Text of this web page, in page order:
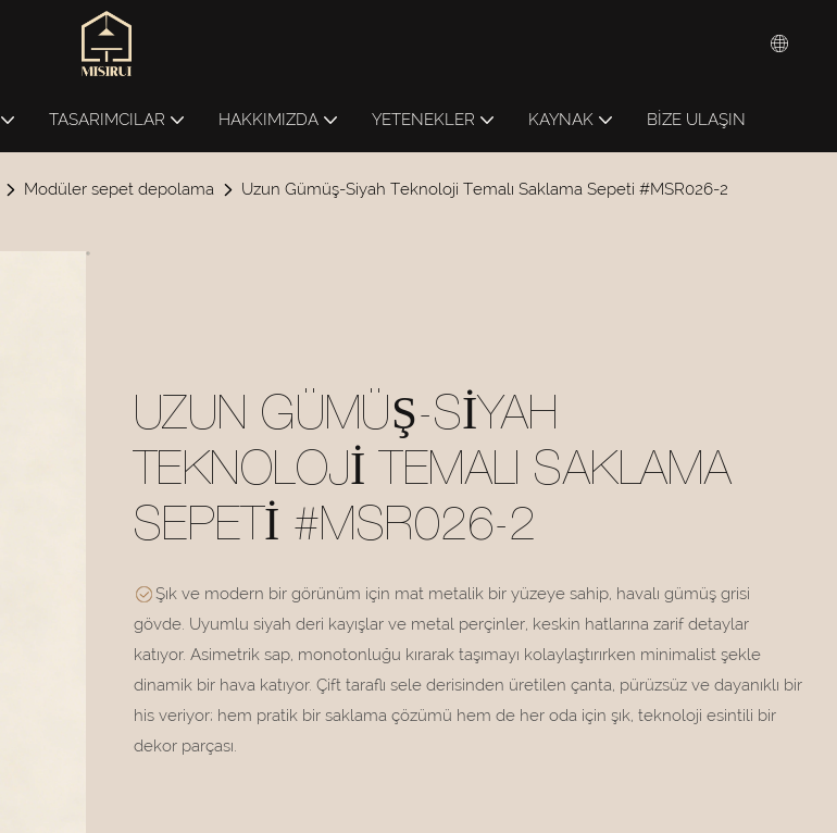
TASARIMCILAR HAKKIMIZDA YETENEKLER KAYNAK BIZE ULAŞIN
Modüler sepet depolama Uzun Gümüş-Siyah Teknoloji Temalı Saklama Sepeti #MSR026-2
UZUN GÜMÜŞ-SIYAH
TEKNOLOJI TEMALI SAKLAMA
SEPETI #MSR026-2
Şık ve modern bir görünüm için mat metalik bir yüzeye sahip, havalı gümüş grisi
gövde. Uyumlu siyah deri kayışlar ve metal perçinler, keskin hatlarına zarif detaylar
katıyor. Asimetrik sap, monotonluğu kırarak taşımayı kolaylaştırırken minimalist şekle
dinamik bir hava katıyor. Çift taraflı sele derisinden üretilen çanta, pürüzsüz ve dayanıklı bir
his veriyor; hem pratik bir saklama çözümü hem de her oda için şık, teknoloji esintili bir
dekor parçası.